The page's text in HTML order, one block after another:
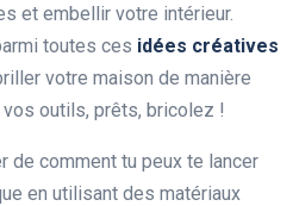
et embellir votre intérieur.
toutes ces idées créatives
votre maison de manière
outils, prêts, bricolez !
de comment tu peux te lancer
en utilisant des matériaux